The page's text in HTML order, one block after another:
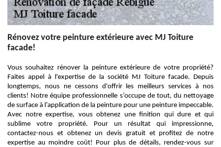
Rénovez votre peinture extérieure avec MJ Toiture
facade!
Vous souhaitez rénover la peinture extérieure de votre propriété?
Faites appel à l'expertise de la société MJ Toiture facade. Depuis
longtemps, nous ne cessons d'offrir les meilleurs services à nos
clients! Notre équipe professionnelle s’occupe de tout, du nettoyage
de surface à l’application de la peinture pour une peinture impeccable.
Avec notre expertise, vous obtenez une finition qui dure et qui
sublime votre propriété. Pour un résultat qui impressionne,
contactez-nous et obtenez un devis gratuit et profitez de notre
expertise au moindre coût! Pour plus de détails, rendez-vous sur